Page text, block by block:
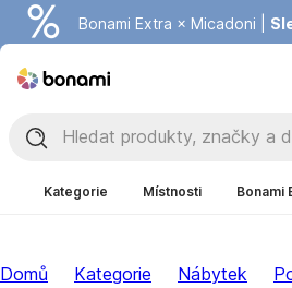
Bonami Extra × Micadoni |
Summer Sale | Ušetřete až
Kategorie Místnosti Bonami
Domů Kategorie Nábytek